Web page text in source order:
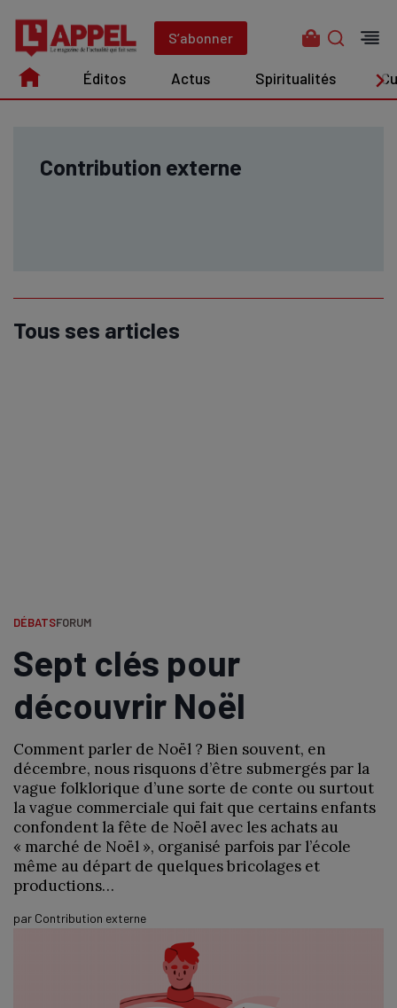
contenu
S’abonner
Édito Actus Spiritualités Culture
Éditos Actus Spiritualités
Contribution externe
Tous ses articles
DÉBATSFORUM
Sept clés pour
découvrir Noël
Comment parler de Noël ? Bien souvent, en
décembre, nous risquons d’être submergés par la
vague folklorique d’une sorte de conte ou surtout
la vague commerciale qui fait que certains enfants
confondent la fête de Noël avec les achats au
« marché de Noël », organisé parfois par l’école
même au départ de quelques bricolages et
productions…
par Contribution externe